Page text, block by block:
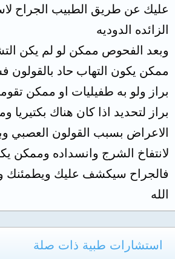
عليك عن طريق الطبيب الجراح
الزائده الدوديه
وبعد الفحوص ممكن لو لم يكن
ممكن يكون التهاب حاد بالقولون
براز ولو به طفيليات او ممكن
براز لتحديد اذا كان هناك
الاعراض بسبب القولون العصبي
لانتفاخ الشرج وانسداده وممكن
فالجراح سيكشف عليك ويطمئنك
الله
استشارات طبية ذات صلة